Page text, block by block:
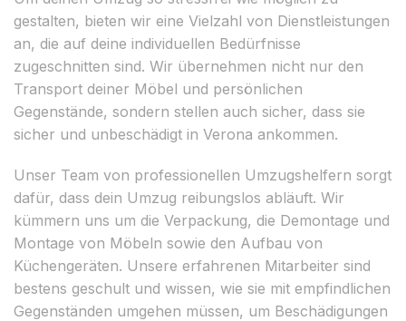
gestalten, bieten wir eine Vielzahl von Dienstleistungen
an, die auf deine individuellen Bedürfnisse
zugeschnitten sind. Wir übernehmen nicht nur den
Transport deiner Möbel und persönlichen
Gegenstände, sondern stellen auch sicher, dass sie
sicher und unbeschädigt in Verona ankommen.
Unser Team von professionellen Umzugshelfern sorgt
dafür, dass dein Umzug reibungslos abläuft. Wir
kümmern uns um die Verpackung, die Demontage und
Montage von Möbeln sowie den Aufbau von
Küchengeräten. Unsere erfahrenen Mitarbeiter sind
bestens geschult und wissen, wie sie mit empfindlichen
Gegenständen umgehen müssen, um Beschädigungen